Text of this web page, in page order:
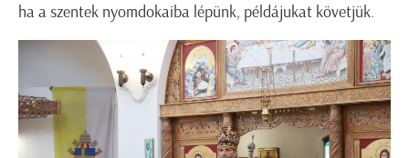
ha a szentek nyomdokaiba lépünk, példájukat követjük.